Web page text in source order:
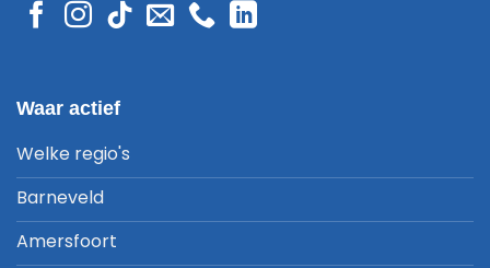
Waar actief
Welke regio's
Barneveld
Amersfoort